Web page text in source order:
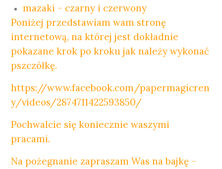
mazaki – czarny i czerwony
Poniżej przedstawiam wam stronę
internetową, na której jest dokładnie
pokazane krok po kroku jak należy wykonać
pszczółkę.
https://www.facebook.com/papermagicren
y/videos/2874711422593850/
Pochwalcie się koniecznie waszymi
pracami.
Na pożegnanie zapraszam Was na bajkę –